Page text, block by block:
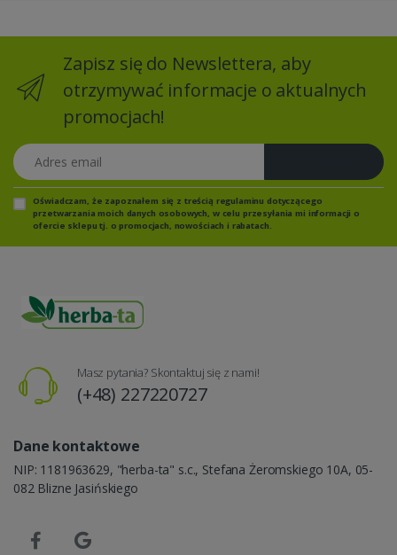
Zapisz się do Newslettera, aby
otrzymywać informacje o aktualnych
promocjach!
Adres email
Oświadczam, że zapoznałem się z treścią regulaminu dotyczącego
przetwarzania moich danych osobowych, w celu przesyłania mi informacji o
ofercie sklepu tj. o promocjach, nowościach i rabatach.
Masz pytania? Skontaktuj się z nami!
(+48) 227220727
Dane kontaktowe
NIP: 1181963629, "herba-ta" s.c., Stefana Żeromskiego 10A, 05-
082 Blizne Jasińskiego